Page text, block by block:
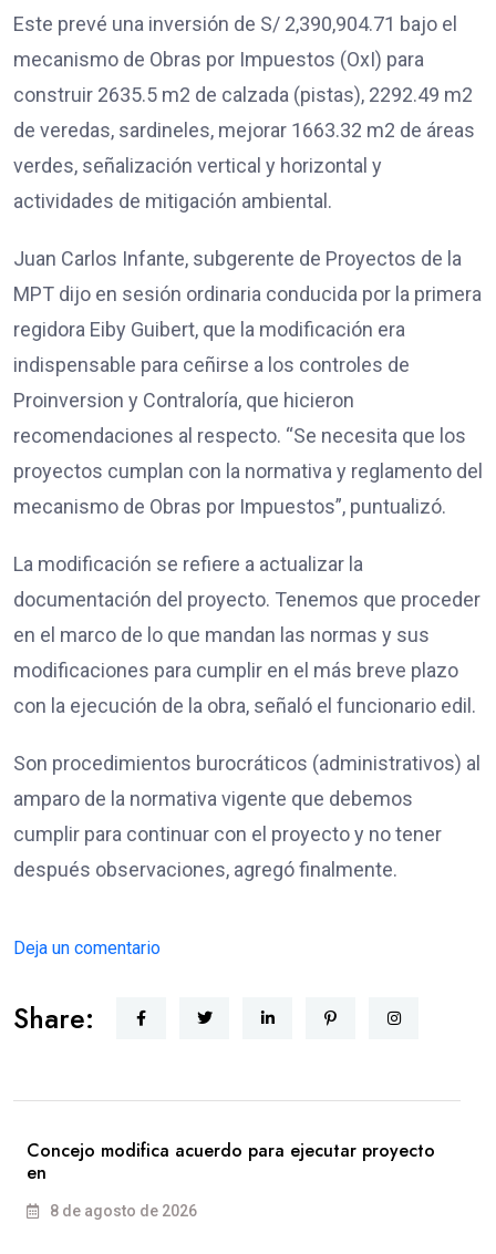
Este prevé una inversión de S/ 2,390,904.71 bajo el
mecanismo de Obras por Impuestos (OxI) para
construir 2635.5 m2 de calzada (pistas), 2292.49 m2
de veredas, sardineles, mejorar 1663.32 m2 de áreas
verdes, señalización vertical y horizontal y
actividades de mitigación ambiental.
Juan Carlos Infante, subgerente de Proyectos de la
MPT dijo en sesión ordinaria conducida por la primera
regidora Eiby Guibert, que la modificación era
indispensable para ceñirse a los controles de
Proinversion y Contraloría, que hicieron
recomendaciones al respecto. “Se necesita que los
proyectos cumplan con la normativa y reglamento del
mecanismo de Obras por Impuestos”, puntualizó.
La modificación se refiere a actualizar la
documentación del proyecto. Tenemos que proceder
en el marco de lo que mandan las normas y sus
modificaciones para cumplir en el más breve plazo
con la ejecución de la obra, señaló el funcionario edil.
Son procedimientos burocráticos (administrativos) al
amparo de la normativa vigente que debemos
cumplir para continuar con el proyecto y no tener
después observaciones, agregó finalmente.
Deja un comentario
Share:
Concejo modifica acuerdo para ejecutar proyecto
en
8 de agosto de 2026